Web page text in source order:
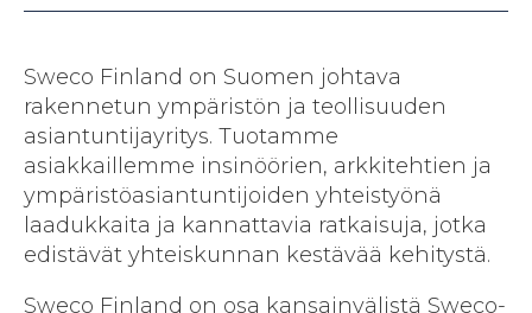
Sweco Finland on Suomen johtava
rakennetun ympäristön ja teollisuuden
asiantuntijayritys. Tuotamme
asiakkaillemme insinöörien, arkkitehtien ja
ympäristöasiantuntijoiden yhteistyönä
laadukkaita ja kannattavia ratkaisuja, jotka
edistävät yhteiskunnan kestävää kehitystä.
Sweco Finland on osa kansainvälistä Sweco-